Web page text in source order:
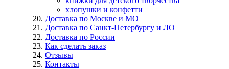
хлопушки и конфетти
Доставка по Москве и МО
Доставка по Санкт-Петербургу и ЛО
Доставка по России
Как сделать заказ
Отзывы
Контакты